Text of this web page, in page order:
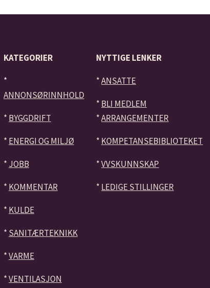
KATEGORIER
*
ANNONSØRINNHOLD
* BYGGDRIFT
* ENERGI OG MILJØ
* JOBB
* KOMMENTAR
* KULDE
* SANITÆRTEKNIKK
*VARME
*VENTILASJON
NYTTIGE LENKER
*ANSATTE
* BLI MEDLEM
*ARRANGEMENTER
* KOMPETANSEBIBLIOTEKET
*VVSKUNNSKAP
* LEDIGE STILLINGER